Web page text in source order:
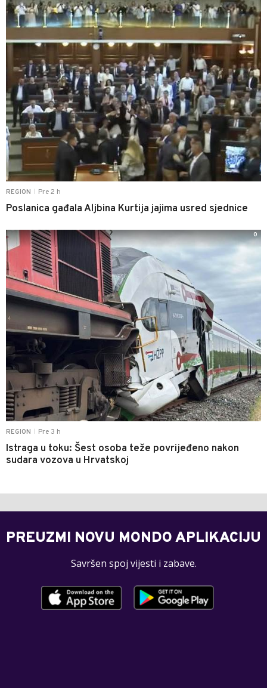
REGION Pre 2 h
Poslanica gađala Aljbina Kurtija jajima usred sjednice
REGION Pre 3 h
Istraga u toku: Šest osoba teže povrijeđeno nakon
sudara vozova u Hrvatskoj
0
PREUZMI NOVU MONDO APLIKACIJU
Savršen spoj vijesti i zabave.